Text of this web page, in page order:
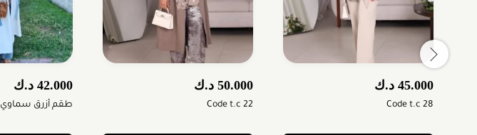
45.000 د.ك
Code t.c 28
50.000 د.ك
Code t.c 22
42.000 د.ك
طقم أزرق سماوي